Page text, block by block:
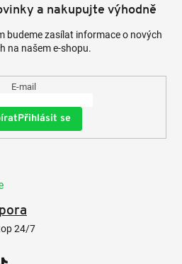
a nakupujte výhodně
budeme zasílat informace o nových
na našem e-shopu.
E-mail
Přihlásit se
24/7